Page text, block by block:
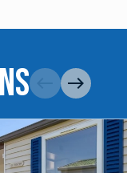
east